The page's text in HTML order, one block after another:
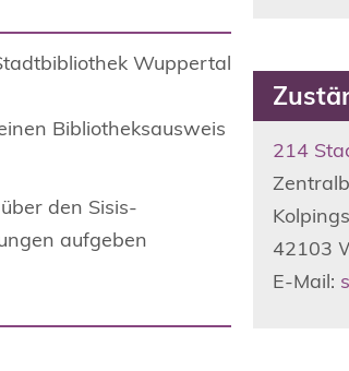
Wuppertal
Bibliotheksausweis
den Sisis-
aufgeben
214
42103
E-Mail: